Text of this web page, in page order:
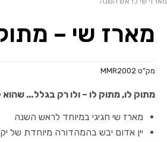
מארז שי –
מק"ט MMR2002
מתוק לו, מתוק לו – ולו רק בגלל…
מארז שי חגיגי במיוחד לראש השנה
יין אדום יבש בהמהדורה מיוחדת של